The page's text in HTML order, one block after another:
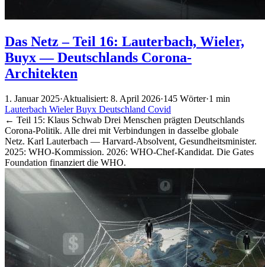
Das Netz – Teil 16: Lauterbach, Wieler,
Buyx — Deutschlands Corona-
Architekten
1. Januar 2025·Aktualisiert: 8. April 2026·145 Wörter·1 min
Lauterbach WielerBuyx Deutschland Covid
← Teil 15: Klaus Schwab Drei Menschen prägten Deutschlands
Corona-Politik. Alle drei mit Verbindungen in dasselbe globale
Netz. Karl Lauterbach — Harvard-Absolvent, Gesundheitsminister.
2025: WHO-Kommission. 2026: WHO-Chef-Kandidat. Die Gates
Foundation finanziert die WHO.